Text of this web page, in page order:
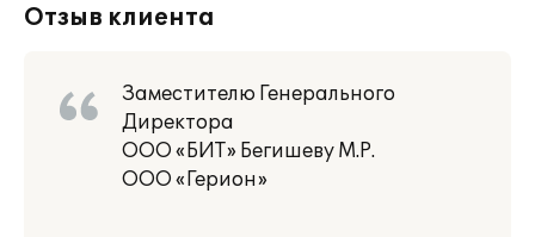
Отзыв клиента
Заместителю Генерального
Директора
ООО «БИТ» Бегишеву М.Р.
ООО «Герион»